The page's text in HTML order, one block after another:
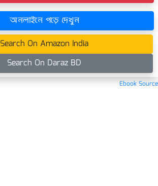
অনলাইনে পড়ে দেখুন
Search On Amazon India
Search On Daraz BD
Ebook Source